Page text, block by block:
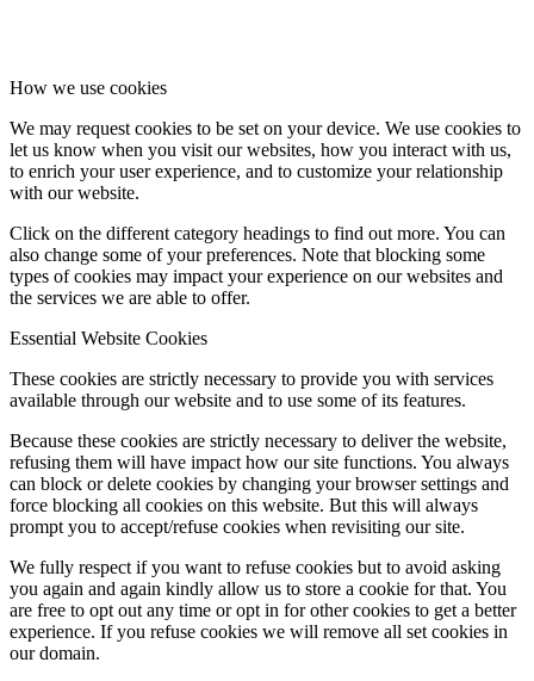
How we use cookies
We may request cookies to be set on your device. We use cookies to
let us know when you visit our websites, how you interact with us,
to enrich your user experience, and to customize your relationship
with our website.
Click on the different category headings to find out more. You can
also change some of your preferences. Note that blocking some
types of cookies may impact your experience on our websites and
the services we are able to offer.
Essential Website Cookies
These cookies are strictly necessary to provide you with services
available through our website and to use some of its features.
Because these cookies are strictly necessary to deliver the website,
refusing them will have impact how our site functions. You always
can block or delete cookies by changing your browser settings and
force blocking all cookies on this website. But this will always
prompt you to accept/refuse cookies when revisiting our site.
We fully respect if you want to refuse cookies but to avoid asking
you again and again kindly allow us to store a cookie for that. You
are free to opt out any time or opt in for other cookies to get a better
experience. If you refuse cookies we will remove all set cookies in
our domain.